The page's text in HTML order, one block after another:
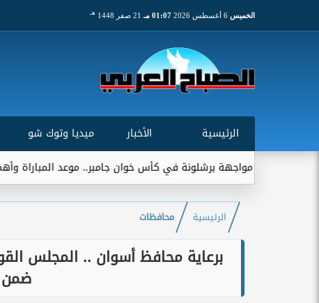
الخميس 01:07 مـ 21 صفر 1448 هـ
الرئيسية الأخبار ميديا وتوك شو
مواجهة برشلونة في كأس خوان جامبر.. موعد المباراة وأهميتها
الرئيسية محافظات
ضمن